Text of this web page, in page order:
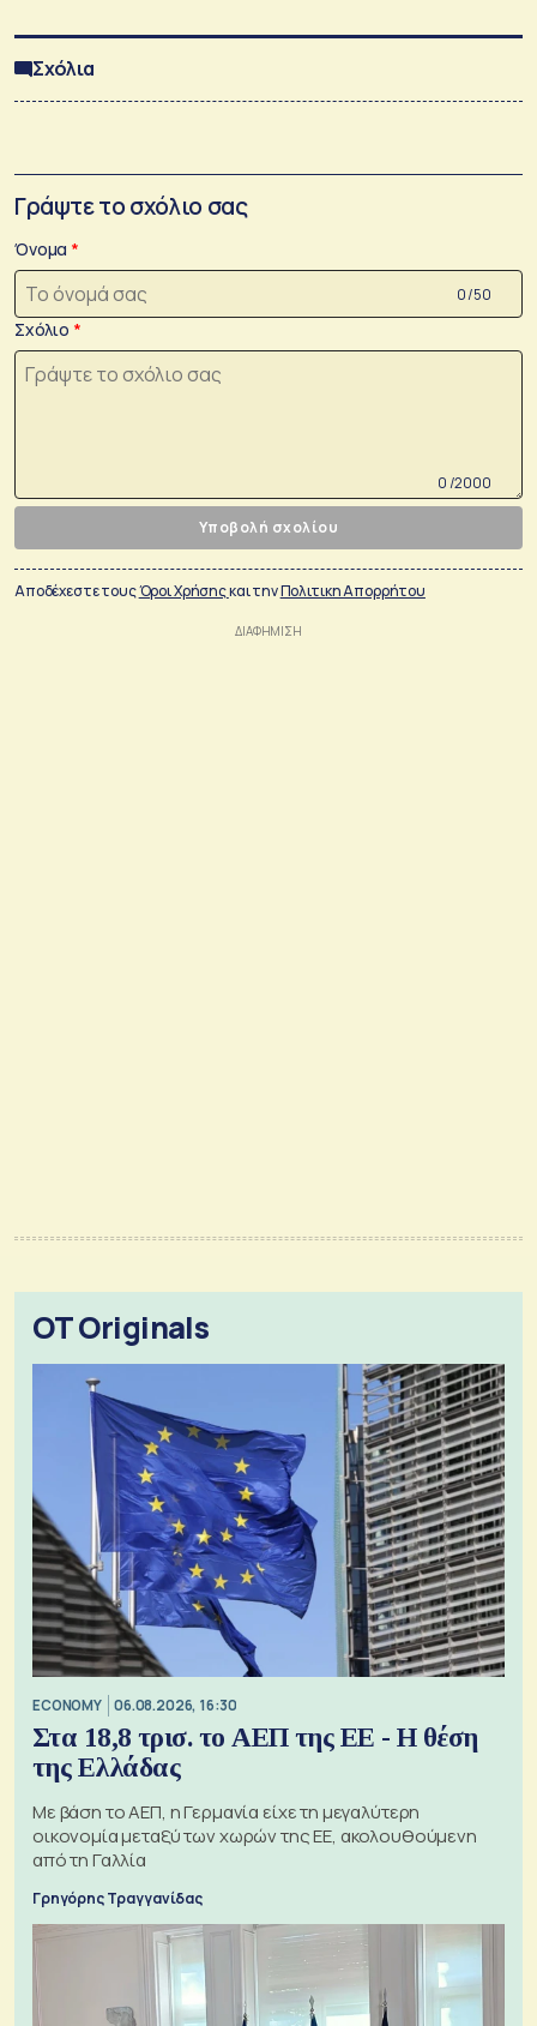
Σχόλια
Γράψτε το σχόλιο σας
Όνομα
0 /50
Σχόλιο
0 /2000
Υποβολή σχολίου
Αποδέχεστε τουςΌροι Χρήσηςκαι τηνΠολιτικη Απορρήτου
OT Originals
ECONOMY 06.08.2026, 16:30
Στα 18,8 τρισ. το ΑΕΠ της ΕΕ - Η θέση
της Ελλάδας
Με βάση το ΑΕΠ, η Γερμανία είχε τη μεγαλύτερη
οικονομία μεταξύ των χωρών της ΕΕ, ακολουθούμενη
από τη Γαλλία
Γρηγόρης Τραγγανίδας